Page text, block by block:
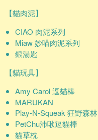
【貓肉泥】
CIAO 肉泥系列
Miaw 妙喵肉泥系列
銀湯匙
【貓玩具】
Amy Carol 逗貓棒
MARUKAN
Play-N-Squeak 狂野森林
PetChu沛啾逗貓棒
貓草枕